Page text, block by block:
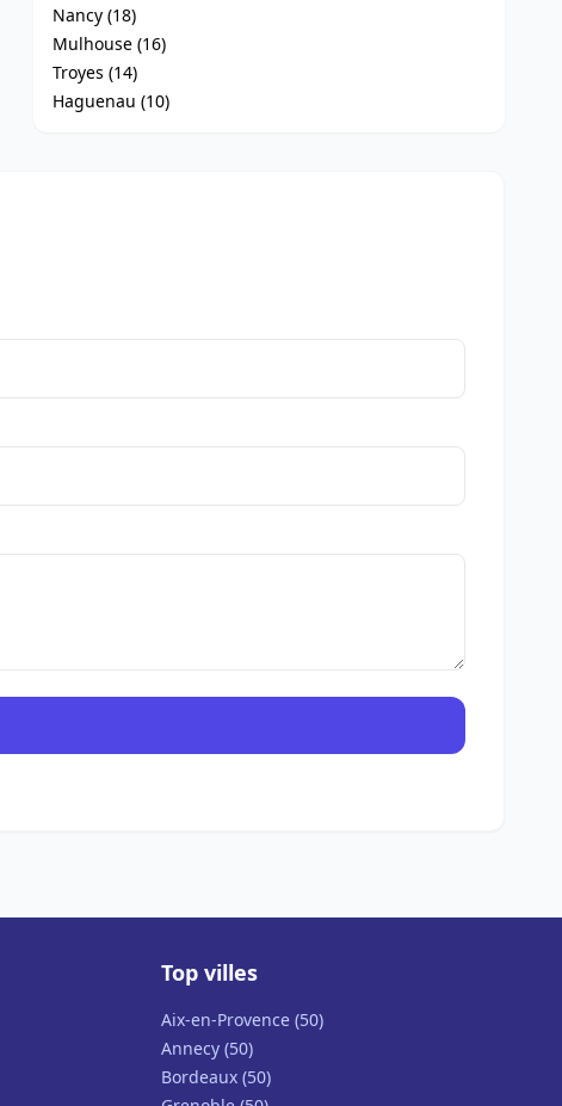
Nancy (18)
Mulhouse (16)
Troyes (14)
Haguenau (10)
Top villes
Aix-en-Provence (50)
Annecy (50)
Bordeaux (50)